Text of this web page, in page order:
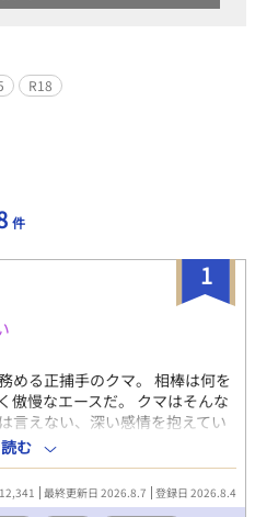
R18
件
1
める正捕手のクマ。 相棒は何を
傲慢なエースだ。 クマはそんな
言えない、深い感情を抱えてい
くるエースに胸を焦がしなが
しようとするが……。 カリスマ
せキャッチャーのクソデカ感情
む
最終更新日 2026.8.7 登録日 2026.8.4